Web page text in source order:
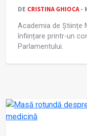
DE CRISTINA GHIOCA-
Academia de Științe
înființare printr-un
Parlamentului.